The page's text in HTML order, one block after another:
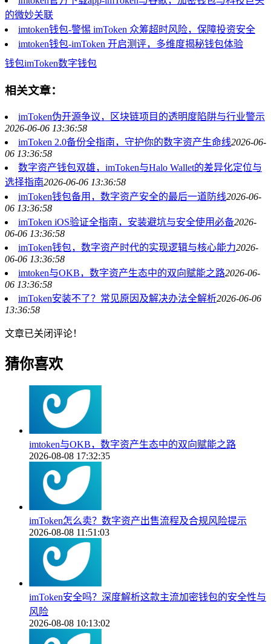
的微妙关联
imtoken钱包-警惕 imToken 众筹超时风险，保障投资安全
imtoken钱包-imToken 开启测评，多维度揭秘钱包体验
钱包imToken数字钱包
相关文章：
imToken伪开源争议，区块链项目的透明度陷阱与行业警示
2026-06-06 13:36:58
imToken 2.0备份全指南，守护你的数字资产生命线2026-06-
06 13:36:58
数字资产钱包双雄，imToken与Halo Wallet的差异化定位与
选择指南2026-06-06 13:36:58
imToken钱包备用，数字资产安全的最后一道防线2026-06-
06 13:36:58
imToken iOS验证全指南，安装避坑与安全使用必备2026-
06-06 13:36:58
imToken钱包，数字资产时代的实现逻辑与核心能力2026-
06-06 13:36:58
imtoken与OKB，数字资产生态中的双向赋能之路2026-06-
06 13:36:58
imToken安装不了？常见原因及解决办法全解析2026-06-06
13:36:58
文章已关闭评论！
猜你喜欢
imtoken与OKB，数字资产生态中的双向赋能之路
2026-08-08 17:32:35
imToken怎么卖？数字资产出售流程及合规风险提示
2026-08-08 11:51:03
imToken安全吗？深度解析这款主流加密钱包的安全性与
风险
2026-08-08 10:13:02